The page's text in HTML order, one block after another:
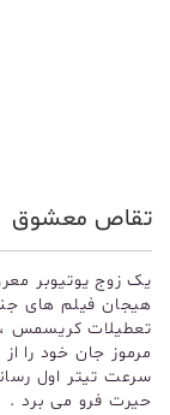
تقاص معشوق
یک زوج یوتیوبر
هیجان فیلم های
تعطیلات کریسمس ،
مرموز جان خود را
سرعت تیتر اول
حیرت فرو می برد .